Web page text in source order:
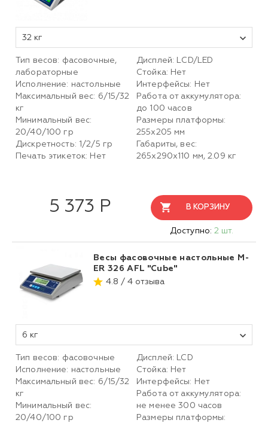
32 кг
Тип весов: фасовочные,
лабораторные
Исполнение: настольные
Максимальный вес: 6/15/32
кг
Минимальный вес:
20/40/100 гр
Дискретность: 1/2/5 гр
Печать этикеток: Нет
Дисплей: LСD/LED
Стойка: Нет
Интерфейсы: Нет
Работа от аккумулятора:
до 100 часов
Размеры платформы:
255х205 мм
Габариты, вес:
265х290х110 мм, 2.09 кг
5 373 Р В КОРЗИНУ
Доступно: 2 шт.
Весы фасовочные настольные M-
ER 326 AFL "Cube"
4.8 / 4 отзыва
6 кг
Тип весов: фасовочные
Исполнение: настольные
Максимальный вес: 6/15/32
кг
Минимальный вес:
20/40/100 гр
Дисплей: LCD
Стойка: Нет
Интерфейсы: Нет
Работа от аккумулятора:
не менее 300 часов
Размеры платформы: